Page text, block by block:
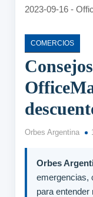
COMERCIOS
Orbes Argentina
Orbes
emergencias,
para